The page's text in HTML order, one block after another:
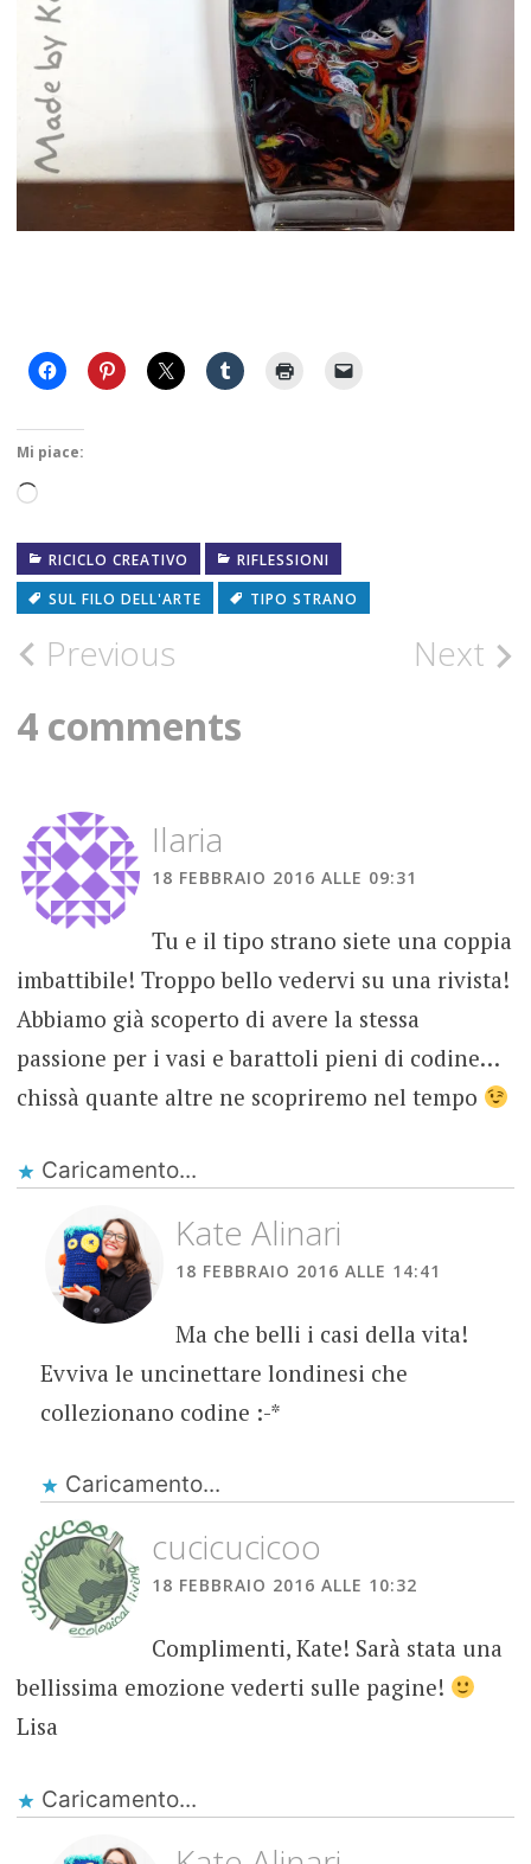
Mi piace:
Caricamento
corso…
RICICLO CREATIVO
RIFLESSIONI
SUL FILO DELL'ARTE
TIPO STRANO
Post
navigation
Previous Next
4 comments
Ilaria
18 FEBBRAIO 2016 ALLE 09:31
Tu e il tipo strano siete una coppia
imbattibile! Troppo bello vedervi su una rivista!
Abbiamo già scoperto di avere la stessa
passione per i vasi e barattoli pieni di codine…
chissà quante altre ne scopriremo nel tempo
Caricamento...
Kate Alinari
18 FEBBRAIO 2016 ALLE 14:41
Ma che belli i casi della vita!
Evviva le uncinettare londinesi che
collezionano codine :-*
Caricamento...
cucicucicoo
18 FEBBRAIO 2016 ALLE 10:32
Complimenti, Kate! Sarà stata una
bellissima emozione vederti sulle pagine!
Lisa
Caricamento...